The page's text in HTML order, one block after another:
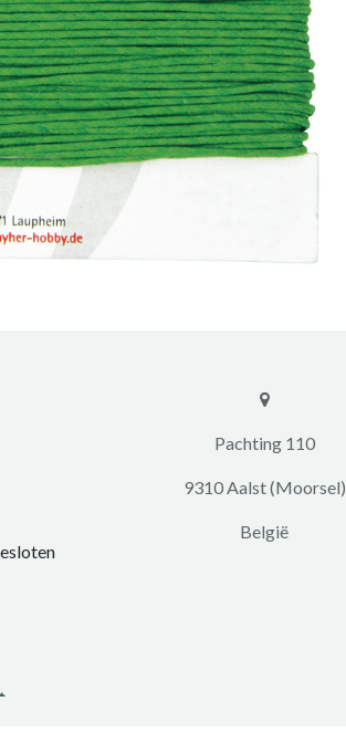
​​Pachting 110
9310 Aalst (Moorsel)
​België